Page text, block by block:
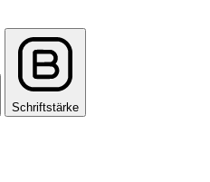
Schriftstärke